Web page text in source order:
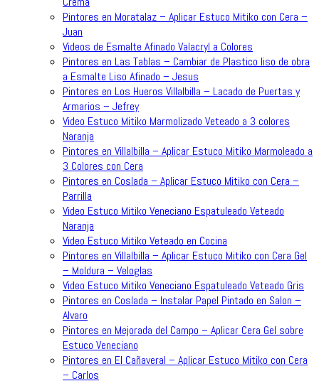
Pintores en Moratalaz – Aplicar Estuco Mitiko con Cera –
Juan
Videos de Esmalte Afinado Valacryl a Colores
Pintores en Las Tablas – Cambiar de Plastico liso de obra
a Esmalte Liso Afinado – Jesus
Pintores en Los Hueros Villalbilla – Lacado de Puertas y
Armarios – Jefrey
Video Estuco Mitiko Marmolizado Veteado a 3 colores
Naranja
Pintores en Villalbilla – Aplicar Estuco Mitiko Marmoleado a
3 Colores con Cera
Pintores en Coslada – Aplicar Estuco Mitiko con Cera –
Parrilla
Video Estuco Mitiko Veneciano Espatuleado Veteado
Naranja
Video Estuco Mitiko Veteado en Cocina
Pintores en Villalbilla – Aplicar Estuco Mitiko con Cera Gel
– Moldura – Veloglas
Video Estuco Mitiko Veneciano Espatuleado Veteado Gris
Pintores en Coslada – Instalar Papel Pintado en Salon –
Alvaro
Pintores en Mejorada del Campo – Aplicar Cera Gel sobre
Estuco Veneciano
Pintores en El Cañaveral – Aplicar Estuco Mitiko con Cera
– Carlos